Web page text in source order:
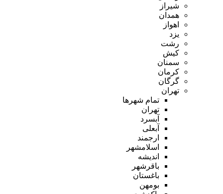
شیراز
همدان
اهواز
یزد
رشت
کیش
سمنان
کرمان
گرگان
تهران
تمام شهر‌ها
تهران
آبسرد
آبعلی
ارجمند
اسلامشهر
اندیشه
باقرشهر
باغستان
بومهن